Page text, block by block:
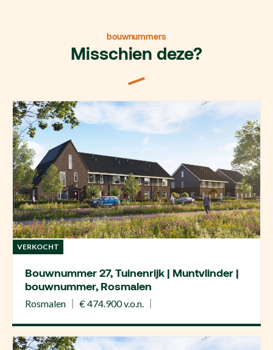
bouwnummers
Misschien deze?
VERKOCHT
Bouwnummer 27, Tuinenrijk | Muntvlinder |
bouwnummer, Rosmalen
Rosmalen € 474.900 v.o.n.